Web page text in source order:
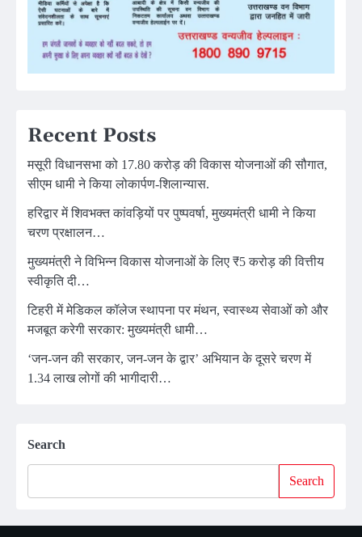
Recent Posts
मसूरी विधानसभा को 17.80 करोड़ की विकास योजनाओं की सौगात,
सीएम धामी ने किया लोकार्पण-शिलान्यास.
हरिद्वार में शिवभक्त कांवड़ियों पर पुष्पवर्षा, मुख्यमंत्री धामी ने किया
चरण प्रक्षालन…
मुख्यमंत्री ने विभिन्न विकास योजनाओं के लिए ₹5 करोड़ की वित्तीय
स्वीकृति दी…
टिहरी में मेडिकल कॉलेज स्थापना पर मंथन, स्वास्थ्य सेवाओं को और
मजबूत करेगी सरकार: मुख्यमंत्री धामी…
‘जन-जन की सरकार, जन-जन के द्वार’ अभियान के दूसरे चरण में
1.34 लाख लोगों की भागीदारी…
Search
Search